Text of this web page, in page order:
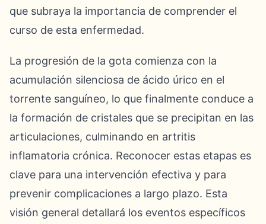
que subraya la importancia de comprender el
curso de esta enfermedad.
La progresión de la gota comienza con la
acumulación silenciosa de ácido úrico en el
torrente sanguíneo, lo que finalmente conduce a
la formación de cristales que se precipitan en las
articulaciones, culminando en artritis
inflamatoria crónica. Reconocer estas etapas es
clave para una intervención efectiva y para
prevenir complicaciones a largo plazo. Esta
visión general detallará los eventos específicos